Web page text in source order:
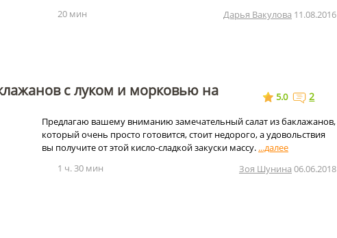
20 мин
Дарья Вакулова 11.08.2016
с луком и морковью на 5.0 2
Предлагаю вашему вниманию замечательный салат из баклажанов,
который очень просто готовится, стоит недорого, а удовольствия
вы получите от этой кисло-сладкой закуски массу.
1 ч. 30 мин
Зоя Шунина 06.06.2018